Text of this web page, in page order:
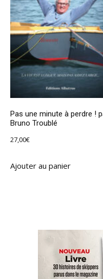
Pas une minute à perdre !
Bruno Troublé
27,00€
Ajouter au panier